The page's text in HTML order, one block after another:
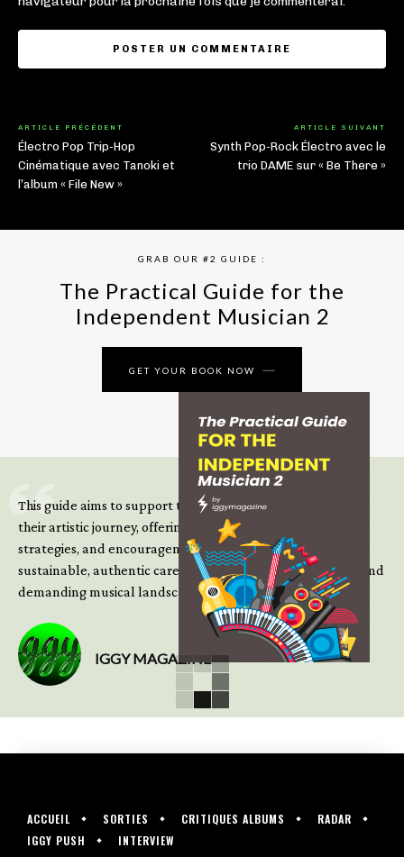
ARTICLE PRÉCÉDENT
Électro Pop Trip-Hop
Cinématique avec Tanoki et
l’album « File New »
ARTICLE SUIVANT
Synth Pop-Rock Électro avec le
trio DAME sur « Be There »
GRAB OUR #2 GUIDE :
The Practical Guide for the
Independent Musician 2
GET YOUR BOOK NOW
This guide aims to support those climbing the next steps of
their artistic journey, offering practical insight, updated
strategies, and encouragement to continue building
sustainable, authentic careers in an increasingly complex and
demanding musical landscape.
IGGY MAGAZINE
ACCUEIL SORTIES CRITIQUES ALBUMS
RADAR
IGGY PUSH
INTERVIEW